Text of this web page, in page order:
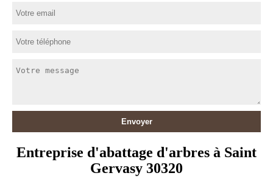
Entreprise d'abattage d'arbres à Saint
Gervasy 30320